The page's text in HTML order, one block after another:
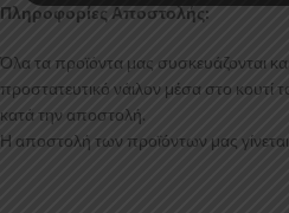
Πληροφορίες Αποστολής:
Όλα τα προϊόντα μας συσκευάζονται
προστατευτικό νάιλον μέσα στο κουτί
κατά την αποστολή.
Η αποστολή των προϊόντων μας